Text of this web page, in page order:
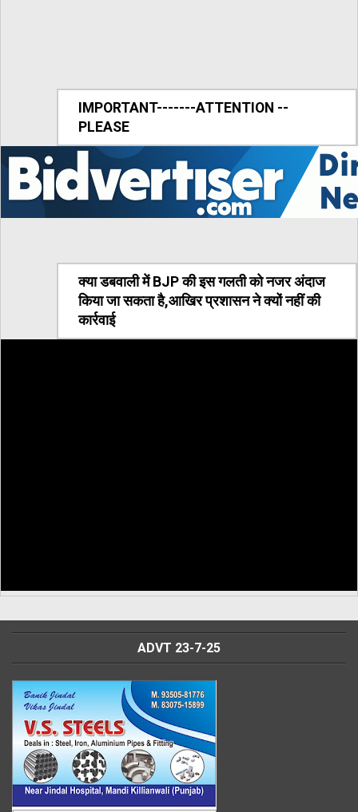
IMPORTANT-------ATTENTION --
PLEASE
क्या डबवाली में BJP की इस गलती को नजर अंदाज
किया जा सकता है,आखिर प्रशासन ने क्यों नहीं की
कार्रवाई
ADVT 23-7-25